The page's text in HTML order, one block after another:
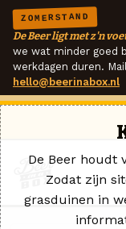
ZOMERSTAND
De Beer ligt met z'n
we wat minder goed
werkdagen duren.
hello@beerinabox.nl
De Beer houdt
Zodat zijn
grasduinen in